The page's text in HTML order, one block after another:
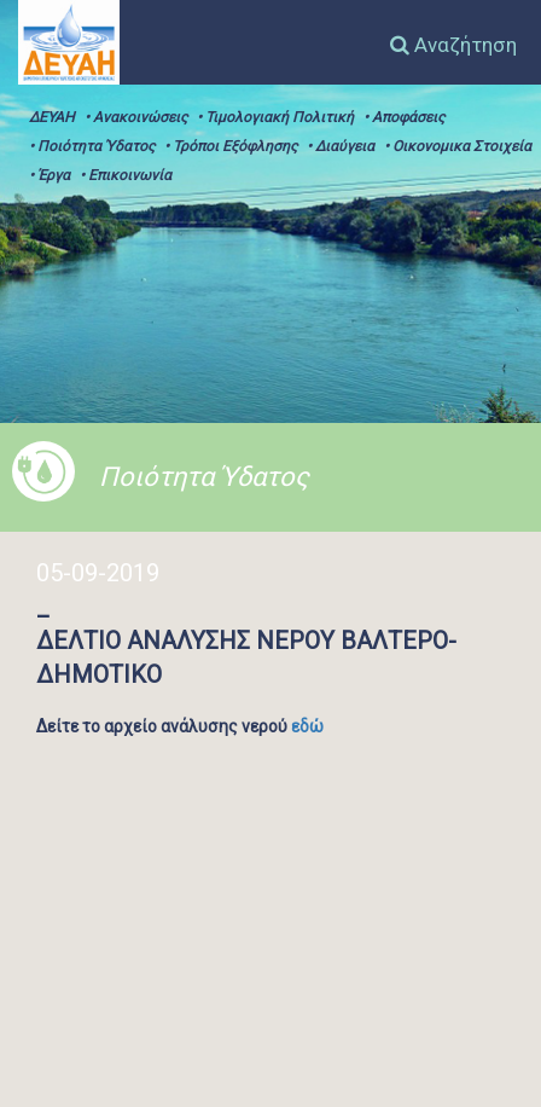
Αναζήτηση
ΔΕΥΑΗ • Ανακοινώσεις • Τιμολογιακή Πολιτική
• Αποφάσεις
• Ποιότητα Ύδατος
• Τρόποι Εξόφλησης • Διαύγεια
• Οικονομικα Στοιχεία
• Έργα
• Επικοινωνία
Ποιότητα Ύδατος
05-09-2019
_
ΔΕΛΤΙΟ ΑΝΑΛΥΣΗΣ ΝΕΡΟΥ ΒΑΛΤΕΡΟ-
ΔΗΜΟΤΙΚΟ
Δείτε το αρχείο ανάλυσης νερούεδώ